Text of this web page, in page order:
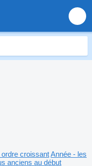
ordre croissantAnnée - les
anciens au début